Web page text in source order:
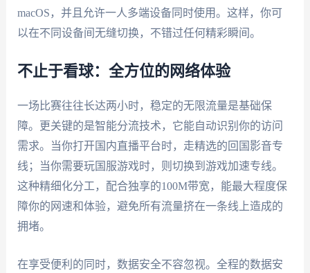
macOS，并且允许一人多端设备同时使用。这样，你可
以在不同设备间无缝切换，不错过任何精彩瞬间。
不止于看球：全方位的网络体验
一场比赛往往长达两小时，稳定的无限流量是基础保
障。更关键的是智能分流技术，它能自动识别你的访问
需求。当你打开国内直播平台时，走精选的回国影音专
线；当你需要玩国服游戏时，则切换到游戏加速专线。
这种精细化分工，配合独享的100M带宽，能最大程度保
障你的网速和体验，避免所有流量挤在一条线上造成的
拥堵。
在享受便利的同时，数据安全不容忽视。全程的数据安